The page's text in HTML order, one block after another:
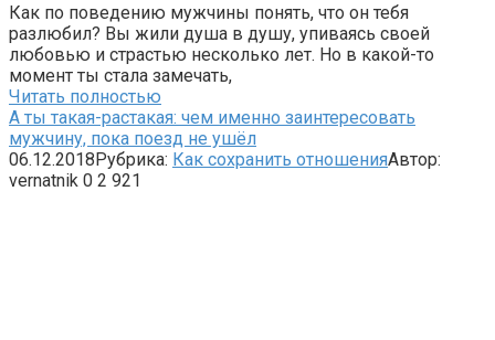
Как по поведению мужчины понять, что он тебя
разлюбил? Вы жили душа в душу, упиваясь своей
любовью и страстью несколько лет. Но в какой-то
момент ты стала замечать,
Читать полностью
А ты такая-растакая: чем именно заинтересовать
мужчину, пока поезд не ушёл
06.12.2018Рубрика: Как сохранить отношенияАвтор:
vernatnik 0 2 921